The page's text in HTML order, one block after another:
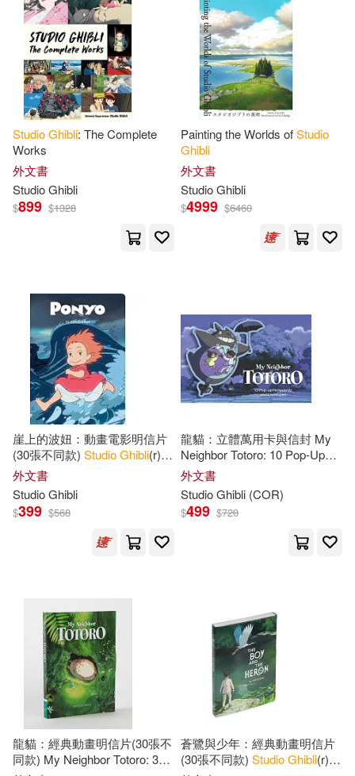
宮崎駿STUDIO GHIBLI(1)
一個月內上市新品(5)
本週上市新品(3)
電子書 (可複選)
適合手機平板閱讀(1)
現在可購買商品(68)
作者/演唱/譯/編/繪(60)
價格
範圍
StudioGhibli: The Complete
Works
外文書
StudioGhibli
$899 $1328
Painting the Worlds ofStudio
Ghibli
外文書
StudioGhibli
$4999 $6460
崖上的波妞：動畫電影明信片
(30張不同款) StudioGhibli(r)
Ponyo: 30 Postcards
外文書
StudioGhibli
$399 $568
龍貓：立體萬用卡與信封 My
Neighbor Totoro: 10 Pop-Up
Notecards and Envelopes
外文書
StudioGhibli (COR)
$499 $720
龍貓：經典動畫明信片(30張不
同款) My Neighbor Totoro: 30
蒼鷺與少年：經典動畫明信片
(30張不同款) StudioGhibli(r)